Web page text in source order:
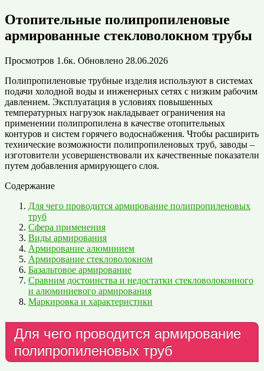
Отопительные полипропиленовые
армированные стекловолокном трубы
Просмотров 1.6к. Обновлено 28.06.2026
Полипропиленовые трубные изделия используют в системах
подачи холодной воды и инженерных сетях с низким рабочим
давлением. Эксплуатация в условиях повышенных
температурных нагрузок накладывает ограничения на
применении полипропилена в качестве отопительных
контуров и систем горячего водоснабжения. Чтобы расширить
технические возможности полипропиленовых труб, заводы –
изготовители усовершенствовали их качественные показатели
путем добавления армирующего слоя.
Содержание
Для чего проводится армирование полипропиленовых
труб
Сфера применения
Виды армирования
Армирование алюминием
Армирование стекловолокном
Базальтовое армирование
Сравним достоинства и недостатки стекловолоконного
и алюминиевого армирования
Маркировка и характеристики
Для чего проводится армирование
полипропиленовых труб